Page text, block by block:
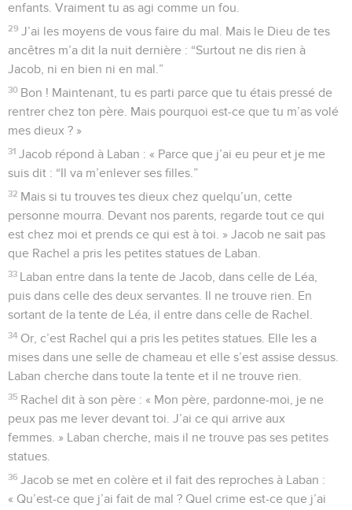
enfants. Vraiment tu as agi comme un fou.
29 J’ai les moyens de vous faire du mal. Mais le Dieu de tes
ancêtres m’a dit la nuit dernière : “Surtout ne dis rien à
Jacob, ni en bien ni en mal.”
30 Bon ! Maintenant, tu es parti parce que tu étais pressé de
rentrer chez ton père. Mais pourquoi est-ce que tu m’as volé
mes dieux ? »
31 Jacob répond à Laban : « Parce que j’ai eu peur et je me
suis dit : “Il va m’enlever ses filles.”
32 Mais si tu trouves tes dieux chez quelqu’un, cette
personne mourra. Devant nos parents, regarde tout ce qui
est chez moi et prends ce qui est à toi. » Jacob ne sait pas
que Rachel a pris les petites statues de Laban.
33 Laban entre dans la tente de Jacob, dans celle de Léa,
puis dans celle des deux servantes. Il ne trouve rien. En
sortant de la tente de Léa, il entre dans celle de Rachel.
34 Or, c’est Rachel qui a pris les petites statues. Elle les a
mises dans une selle de chameau et elle s’est assise dessus.
Laban cherche dans toute la tente et il ne trouve rien.
35 Rachel dit à son père : « Mon père, pardonne-moi, je ne
peux pas me lever devant toi. J’ai ce qui arrive aux
femmes. » Laban cherche, mais il ne trouve pas ses petites
statues.
36 Jacob se met en colère et il fait des reproches à Laban :
« Qu’est-ce que j’ai fait de mal ? Quel crime est-ce que j’ai